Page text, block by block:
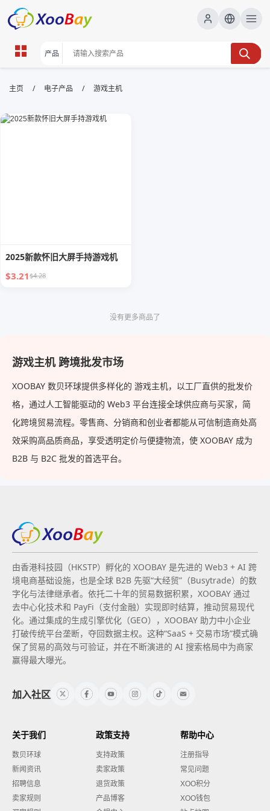
游戏主机 | XOOBAY B2B/B2C
游戏主机,评测,选购,指南, wholesale 游戏主机,
主页 / 电子产品 / 游戏主机
2025新款怀旧大屏手持游戏机
$3.21$4.28
没有更多商品了
游戏主机 跨境批发市场
XOOBAY 数贝环球提供多样化的 游戏主机，以工厂直供的批发价
格，通过人工智能驱动的 Web3 平台连接全球供应商与买家，简
化跨境贸易流程。零售商、分销商和创业者都能从可信制造商处高
效采购高品质商品，享受透明定价与便捷物流，使 XOOBAY 成为
B2B 与 B2C 批发的首选平台。
由香港科技园（HKSTP）孵化的 XOOBAY 是先进的 Web3 + AI 跨
境电商基础设施，也是全球 B2B 先驱“大经贸”（Busytrade）的数
字化与法律继承者。依托二十年的贸易数据积累，XOOBAY 通过
去中心化技术和 PayFi（支付金融）实现即时结算，推动贸易现代
化。通过集成的生成引擎优化（GEO），XOOBAY 助力中小企业
打破传统平台垄断，夺回数据主权。这种“SaaS + 交易市场”模式确
保了贸易的高效与可验证，并在不断演进的 AI 搜索格局中为商家
赢得最大曝光。
加入社区
关于我们
数贝环球
新闻资讯
招聘信息
卖家规则
政策支持
支持政策
卖家政策
退货政策
产品博客
帮助中心
注册指导
常见问题
XOO积分
XOO钱包